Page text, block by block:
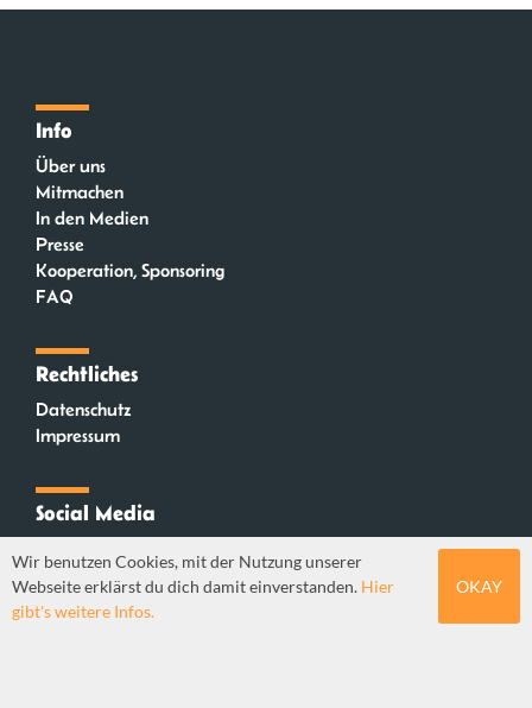
Info
Über uns
Mitmachen
In den Medien
Presse
Kooperation, Sponsoring
FAQ
Rechtliches
Datenschutz
Impressum
Social Media
Mastodon
YouTube
Wir benutzen Cookies, mit der Nutzung unserer
Webseite erklärst du dich damit einverstanden. Hier
gibt's weitere Infos.
OKAY